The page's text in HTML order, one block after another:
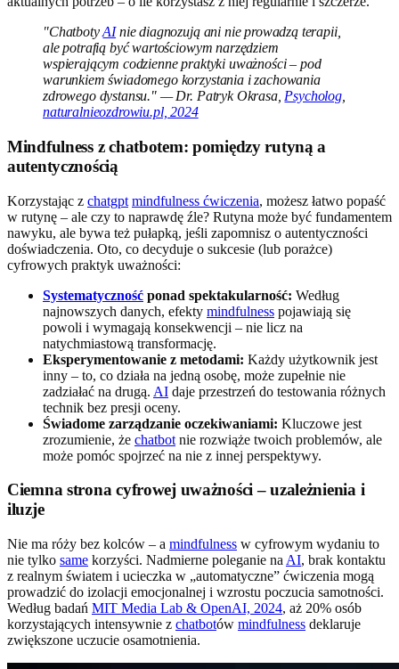
"ChatbotyAInie diagnozują ani nie prowadzą terapii,
ale potrafią być wartościowym narzędziem
wspierającym codzienne praktyki uważności – pod
warunkiem świadomego korzystania i zachowania
zdrowego dystansu." — Dr. Patryk Okrasa, Psycholog
naturalnieozdrowiu.pl, 2024
Mindfulness z chatbotem: pomiędzy rutyną a
autentycznością
Korzystając z chatgpt mindfulness ćwiczenia, możesz łatwo popaść
w rutynę – ale czy to naprawdę źle? Rutyna może być fundamentem
nawyku, ale bywa też pułapką, jeśli zapomnisz o autentyczności
doświadczenia. Oto, co decyduje o sukcesie (lub porażce)
cyfrowych praktyk uważności:
Systematyczność ponad spektakularność: Według
najnowszych danych, efekty mindfulness pojawiają się
powoli i wymagają konsekwencji – nie licz na
natychmiastową transformację.
Eksperymentowanie z metodami: Każdy użytkownik jest
inny – to, co działa na jedną osobę, może zupełnie nie
zadziałać na drugą. AI daje przestrzeń do testowania różnych
technik bez presji oceny.
Świadome zarządzanie oczekiwaniami: Kluczowe jest
zrozumienie, że chatbot nie rozwiąże twoich problemów, ale
może pomóc spojrzeć na nie z innej perspektywy.
Ciemna strona cyfrowej uważności – uzależnienia i
iluzje
Nie ma róży bez kolców – a mindfulness w cyfrowym wydaniu to
nie tylko same korzyści. Nadmierne poleganie na AI, brak kontaktu
z realnym światem i ucieczka w „automatyczne” ćwiczenia mogą
prowadzić do izolacji emocjonalnej i wzrostu poczucia samotności.
Według badań MIT Media Lab & OpenAI, 2024, aż 20% osób
korzystających intensywnie z chatbotów mindfulness deklaruje
zwiększone uczucie osamotnienia.